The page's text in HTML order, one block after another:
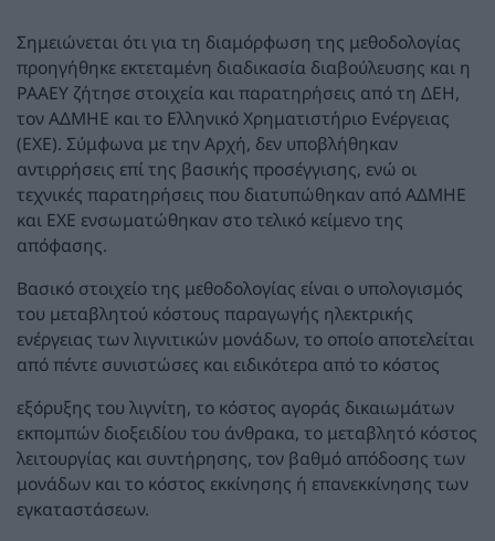
Σημειώνεται ότι για τη διαμόρφωση της μεθοδολογίας
προηγήθηκε εκτεταμένη διαδικασία διαβούλευσης και η
ΡΑΑΕΥ ζήτησε στοιχεία και παρατηρήσεις από τη ΔΕΗ,
τον ΑΔΜΗΕ και το Ελληνικό Χρηματιστήριο Ενέργειας
(ΕΧΕ). Σύμφωνα με την Αρχή, δεν υποβλήθηκαν
αντιρρήσεις επί της βασικής προσέγγισης, ενώ οι
τεχνικές παρατηρήσεις που διατυπώθηκαν από ΑΔΜΗΕ
και ΕΧΕ ενσωματώθηκαν στο τελικό κείμενο της
απόφασης.
Βασικό στοιχείο της μεθοδολογίας είναι ο υπολογισμός
του μεταβλητού κόστους παραγωγής ηλεκτρικής
ενέργειας των λιγνιτικών μονάδων, το οποίο αποτελείται
από πέντε συνιστώσες και ειδικότερα από το κόστος
εξόρυξης του λιγνίτη, το κόστος αγοράς δικαιωμάτων
εκπομπών διοξειδίου του άνθρακα, το μεταβλητό κόστος
λειτουργίας και συντήρησης, τον βαθμό απόδοσης των
μονάδων και το κόστος εκκίνησης ή επανεκκίνησης των
εγκαταστάσεων.